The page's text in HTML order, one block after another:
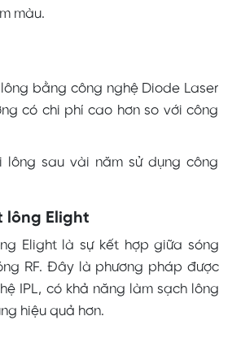
màu.
bằng công nghệ Diode Laser
có chi phí cao hơn so với công
lông sau vài năm sử dụng công
lông Elight
Elight là sự kết hợp giữa sóng
RF. Đây là phương pháp được
IPL, có khả năng làm sạch lông
hiệu quả hơn.